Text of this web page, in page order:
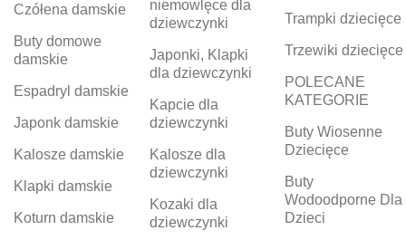
Czółena damskie
Buty domowe
damskie
Espadryl damskie
Japonk damskie
Kalosze damskie
Klapki damskie
Koturn damskie
niemowlęce dla
dziewczynki
Japonki, Klapki
dla dziewczynki
Kapcie dla
dziewczynki
Kalosze dla
dziewczynki
Kozaki dla
dziewczynki
Trampki dziecięce
Trzewiki dziecięce
POLECANE
KATEGORIE
Buty Wiosenne
Dziecięce
Buty
Wodoodporne Dla
Dzieci